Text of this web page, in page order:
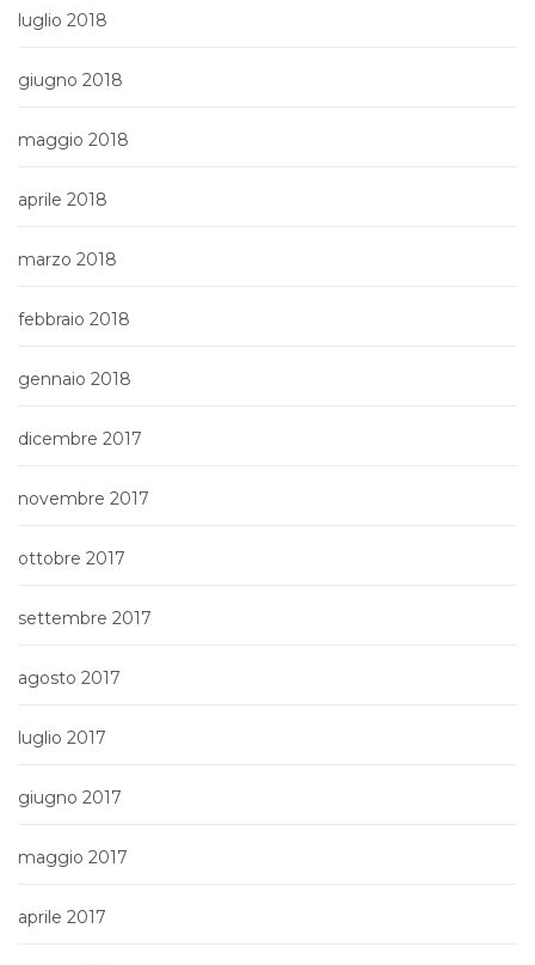
luglio 2018
giugno 2018
maggio 2018
aprile 2018
marzo 2018
febbraio 2018
gennaio 2018
dicembre 2017
novembre 2017
ottobre 2017
settembre 2017
agosto 2017
luglio 2017
giugno 2017
maggio 2017
aprile 2017